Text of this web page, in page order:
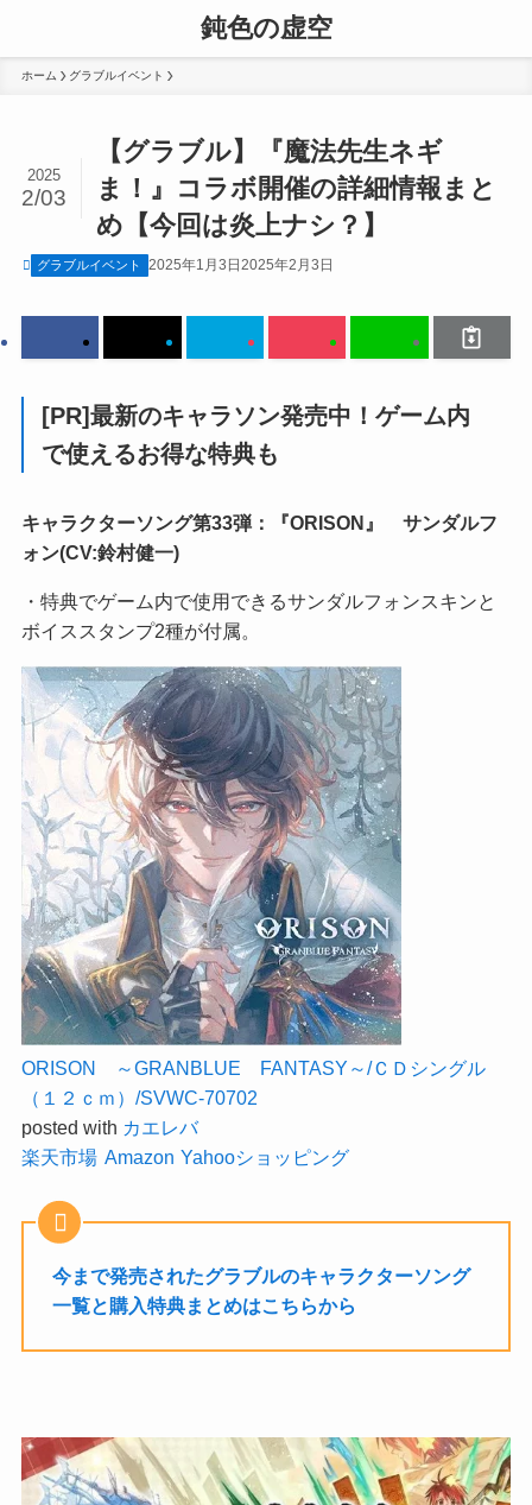
鈍色の虚空
ホーム グラブルイベント
【グラブル】『魔法先生ネギ
ま！』コラボ開催の詳細情報まと
め【今回は炎上ナシ？】
2025
2/03
グラブルイベント 2025年1月3日 2025年2月3日
[PR]最新のキャラソン発売中！ゲーム内
で使えるお得な特典も
キャラクターソング第33弾：『ORISON』 サンダルフ
ォン(CV:鈴村健一)
・特典でゲーム内で使用できるサンダルフォンスキンと
ボイススタンプ2種が付属。
ORISON ～GRANBLUE FANTASY～/ＣＤシングル
（１２ｃｍ）/SVWC-70702
posted with カエレバ
楽天市場 Amazon Yahooショッピング
今まで発売されたグラブルのキャラクターソング
一覧と購入特典まとめはこちらから